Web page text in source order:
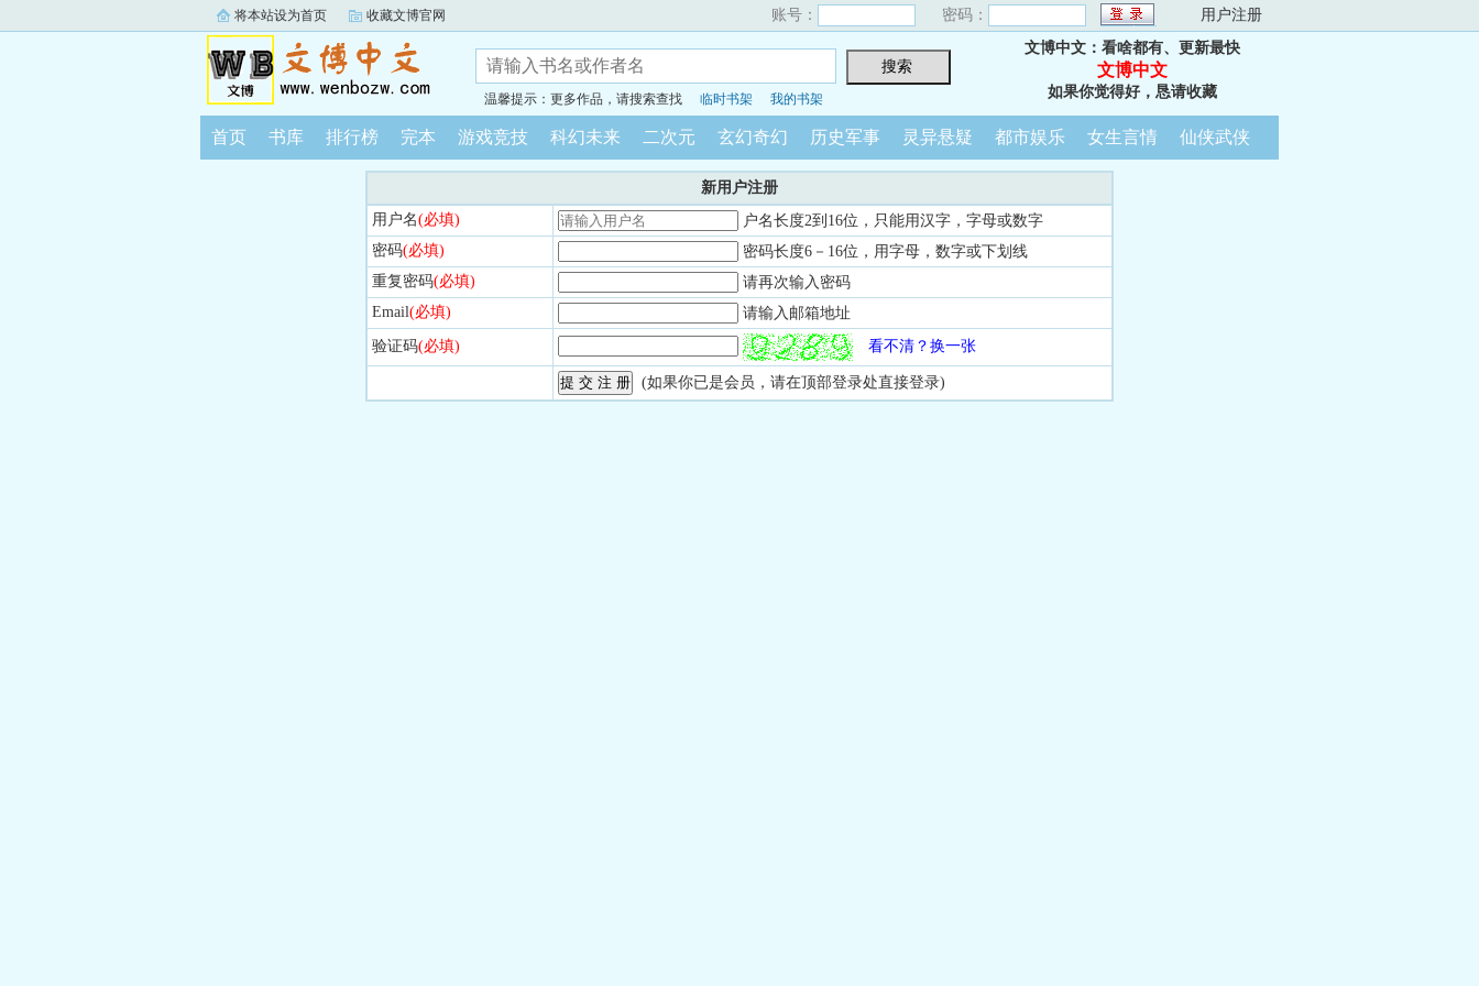
将本站设为首页 收藏文博官网 账号： 密码： 用户注册
温馨提示：更多作品，请搜索查找 临时书架 我的书架
文博中文：看啥都有、更新最快
文博中文
如果你觉得好，恳请收藏
首页 书库 排行榜 完本 游戏竞技 科幻未来 二次元 玄幻奇幻 历史军事 灵异悬疑 都市娱乐 女生言情 仙侠武侠
新用户注册
用户名(必填)
户名长度2到16位，只能用汉字，字母或数字
密码(必填)
密码长度6－16位，用字母，数字或下划线
重复密码(必填)
请再次输入密码
Email(必填)
请输入邮箱地址
验证码(必填) 看不清？换一张
(如果你已是会员，请在顶部登录处直接登录)